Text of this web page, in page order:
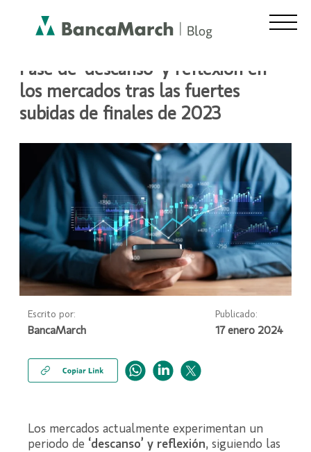
Fase de ‘descanso’ y reflexión en
los mercados tras las fuertes
subidas de finales de 2023
Escrito por:
BancaMarch
Publicado:
17 enero 2024
Los mercados actualmente experimentan un
periodo de ‘descanso’ y reflexión, siguiendo las